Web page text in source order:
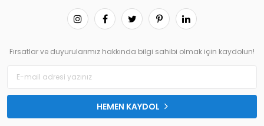
Fırsatlar ve duyurularımız hakkında bilgi sahibi olmak için kaydolun!
HEMEN KAYDOL